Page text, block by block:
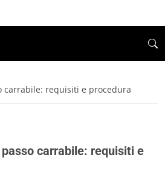
carrabile: requisiti e procedura
carrabile: requisiti e